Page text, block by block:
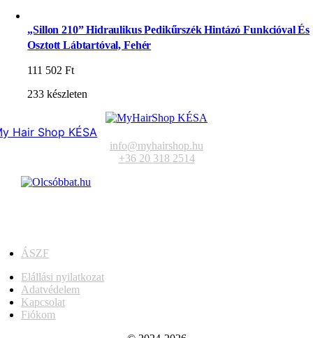
„Sillon 210” Hidraulikus Pedikűrszék Hintázó Funkcióval És
Osztott Lábtartóval, Fehér
111 502Ft
233 készleten
Hair Shop KÉSA
info@myhairshop.hu
+36 20 318 2514
ÁSZF
Elállási nyilatkozat
Adatvédelem
Kapcsolat
Fiókom